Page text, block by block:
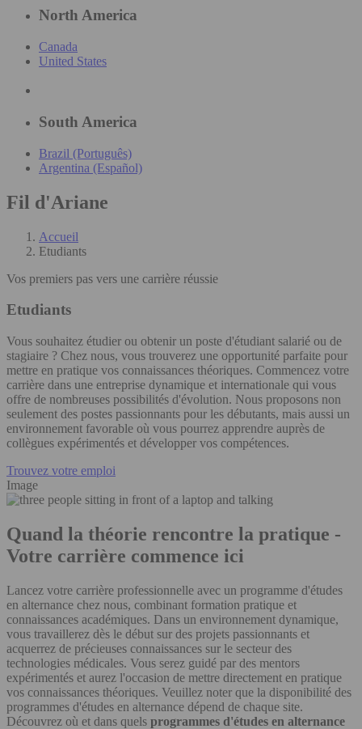
North America
Canada
United States
South America
Brazil (Português)
Argentina (Español)
Fil d'Ariane
Accueil
Etudiants
Vos premiers pas vers une carrière réussie
Etudiants
Vous souhaitez étudier ou obtenir un poste d'étudiant salarié ou de
stagiaire ? Chez nous, vous trouverez une opportunité parfaite pour
mettre en pratique vos connaissances théoriques. Commencez votre
carrière dans une entreprise dynamique et internationale qui vous
offre de nombreuses possibilités d'évolution. Nous proposons non
seulement des postes passionnants pour les débutants, mais aussi un
environnement favorable où vous pourrez apprendre auprès de
collègues expérimentés et développer vos compétences.
Trouvez votre emploi
Image
Quand la théorie rencontre la pratique -
Votre carrière commence ici
Lancez votre carrière professionnelle avec un programme d'études
en alternance chez nous, combinant formation pratique et
connaissances académiques. Dans un environnement dynamique,
vous travaillerez dès le début sur des projets passionnants et
acquerrez de précieuses connaissances sur le secteur des
technologies médicales. Vous serez guidé par des mentors
expérimentés et aurez l'occasion de mettre directement en pratique
vos connaissances théoriques. Veuillez noter que la disponibilité des
programmes d'études en alternance dépend de chaque site.
Découvrez où et dans quels programmes d'études en alternance